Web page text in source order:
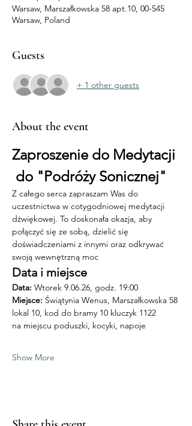
Warsaw, Marszałkowska 58 apt.10, 00-545
Warsaw, Poland
Guests
+ 1 other guests
About the event
Zaproszenie do Medytacji
do "Podróży Sonicznej"
Z całego serca zapraszam Was do
uczestnictwa w cotygodniowej medytacji
dźwiękowej. To doskonała okazja, aby
połączyć się ze sobą, dzielić się
doświadczeniami z innymi oraz odkrywać
swoją wewnętrzną moc
Data i miejsce
Data: Wtorek 9.06.26, godz. 19:00
Miejsce: Świątynia Wenus, Marszałkowska 58
lokal 10, kod do bramy 10 kluczyk 1122
na miejscu poduszki, kocyki, napoje
Show More